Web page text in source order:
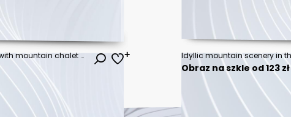
Idyllic landscape in the Alps with mountain chalet and green meadows
Obraz na szkle od 123 zł